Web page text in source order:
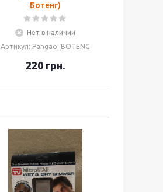
Ботенг)
Нет в наличии
Артикул: Pangao_BOTENG
220 грн.